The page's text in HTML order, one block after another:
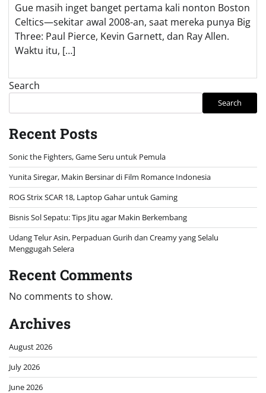
Gue masih inget banget pertama kali nonton Boston
Celtics—sekitar awal 2008-an, saat mereka punya Big
Three: Paul Pierce, Kevin Garnett, dan Ray Allen.
Waktu itu, […]
Search
Search
Recent Posts
Sonic the Fighters, Game Seru untuk Pemula
Yunita Siregar, Makin Bersinar di Film Romance Indonesia
ROG Strix SCAR 18, Laptop Gahar untuk Gaming
Bisnis Sol Sepatu: Tips Jitu agar Makin Berkembang
Udang Telur Asin, Perpaduan Gurih dan Creamy yang Selalu
Menggugah Selera
Recent Comments
No comments to show.
Archives
August 2026
July 2026
June 2026